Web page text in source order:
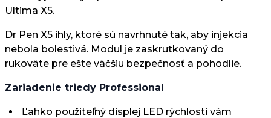
Ultima X5.
Dr Pen X5 ihly, ktoré sú navrhnuté tak, aby injekcia
nebola bolestivá. Modul je zaskrutkovaný do
rukoväte pre ešte väčšiu bezpečnosť a pohodlie.
Zariadenie triedy Professional
Ľahko použiteľný displej LED rýchlosti vám